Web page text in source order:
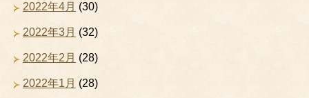
2022年4月 (30)
2022年3月 (32)
2022年2月 (28)
2022年1月 (28)